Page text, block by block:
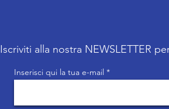
Iscriviti alla nostra NEWSLETTER
Inserisci qui la tua e-mail